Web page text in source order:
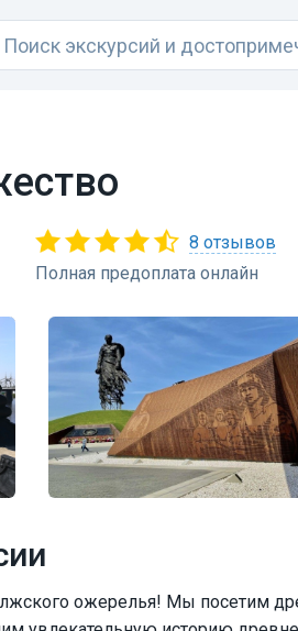
8 отзывов
Полная предоплата онлайн
ожерелья! Мы посетим